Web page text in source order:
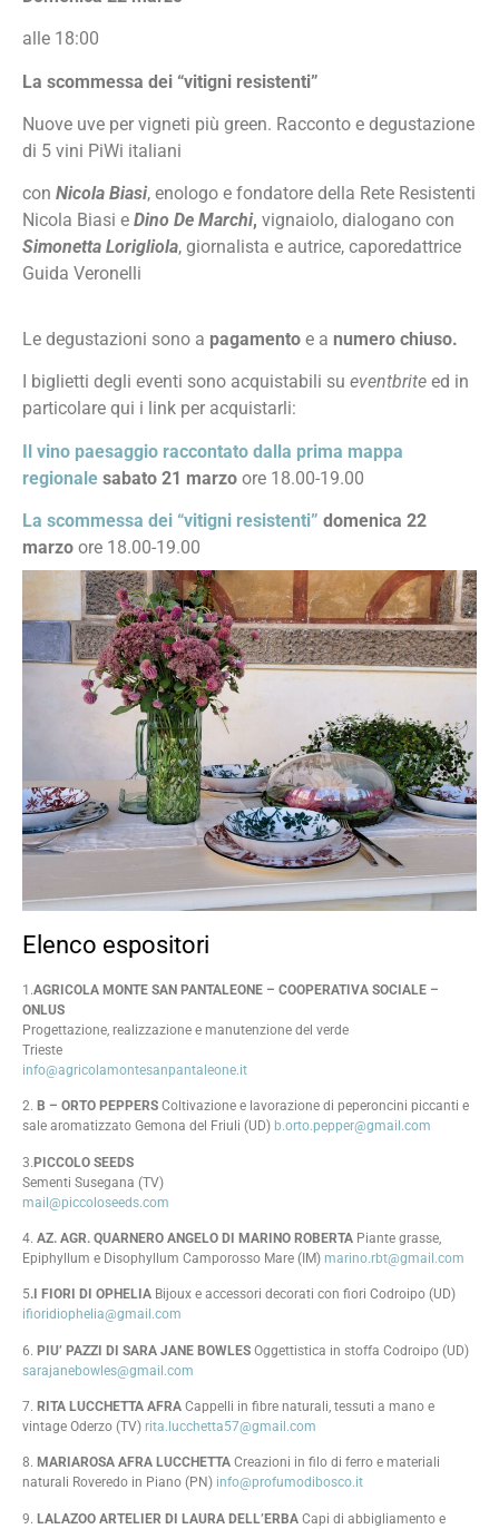
alle 18:00
La scommessa dei “vitigni resistenti”
Nuove uve per vigneti più green. Racconto e degustazione
di 5 vini PiWi italiani
con Nicola Biasi, enologo e fondatore della Rete Resistenti
Nicola Biasi e Dino De Marchi, vignaiolo, dialogano con
Simonetta Lorigliola, giornalista e autrice, caporedattrice
Guida Veronelli
Le degustazioni sono a pagamento e a numero chiuso.
I biglietti degli eventi sono acquistabili su eventbrite ed in
particolare qui i link per acquistarli:
Il vino paesaggio raccontato dalla prima mappa
regionale sabato 21 marzo ore 18.00-19.00
La scommessa dei “vitigni resistenti” domenica 22
marzo ore 18.00-19.00
Elenco espositori
1.AGRICOLA MONTE SAN PANTALEONE – COOPERATIVA SOCIALE –
ONLUS
Progettazione, realizzazione e manutenzione del verde
Trieste
info@agricolamontesanpantaleone.it
2. B – ORTO PEPPERS Coltivazione e lavorazione di peperoncini piccanti e
sale aromatizzato Gemona del Friuli (UD) b.orto.pepper@gmail.com
3.PICCOLO SEEDS
Sementi Susegana (TV)
mail@piccoloseeds.com
4. AZ. AGR. QUARNERO ANGELO DI MARINO ROBERTA Piante grasse,
Epiphyllum e Disophyllum Camporosso Mare (IM) marino.rbt@gmail.com
5.I FIORI DI OPHELIA Bijoux e accessori decorati con fiori Codroipo (UD)
ifioridiophelia@gmail.com
6. PIU’ PAZZI DI SARA JANE BOWLES Oggettistica in stoffa Codroipo (UD)
sarajanebowles@gmail.com
7. RITA LUCCHETTA AFRA Cappelli in fibre naturali, tessuti a mano e
vintage Oderzo (TV) rita.lucchetta57@gmail.com
8. MARIAROSA AFRA LUCCHETTA Creazioni in filo di ferro e materiali
naturali Roveredo in Piano (PN) info@profumodibosco.it
9. LALAZOO ARTELIER DI LAURA DELL’ERBA Capi di abbigliamento e